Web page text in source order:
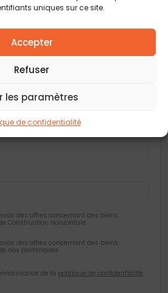
uniques sur ce site.
Accepter
Refuser
les paramètres
de confidentialité
des offres concernant des biens
Construction Horizontale
des offres concernant des biens
nos partenaires
de la politique de confidentialité